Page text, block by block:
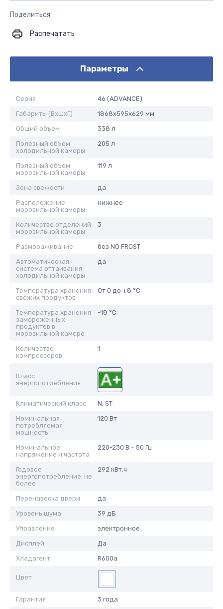
Поделиться
Распечатать
Параметры
Серия
46 (ADVANCE)
Габариты (ВхШхГ)
1868x595x629 мм
Общий объем
338 л
Полезный объём
холодильной камеры
205 л
Полезный объём
морозильной камеры
119 л
Зона свежести
да
Расположение
морозильной камеры
нижнее
Количество отделений
морозильной камеры
3
Размораживание
без NO FROST
Автоматическая
система оттаивания
холодильной камеры
да
Температура хранения
свежих продуктов
От 0 до +8 °C
Температура хранения
замороженных
продуктов в
морозильной камере
-18 °C
Количество
компрессоров
1
Класс
энергопотребления
Климатический класс
N, ST
Номинальная
потребляемая
мощность
120 Вт
Номинальное
напряжение и частота
220-230 В ~ 50 Гц
Годовое
энергопотребление, не
более
292 кВт.ч
Перенавеска двери
да
Уровень шума
39 дБ
Управление
электронное
Дисплей
Да
Хладагент
R600a
Цвет
Гарантия 3 года